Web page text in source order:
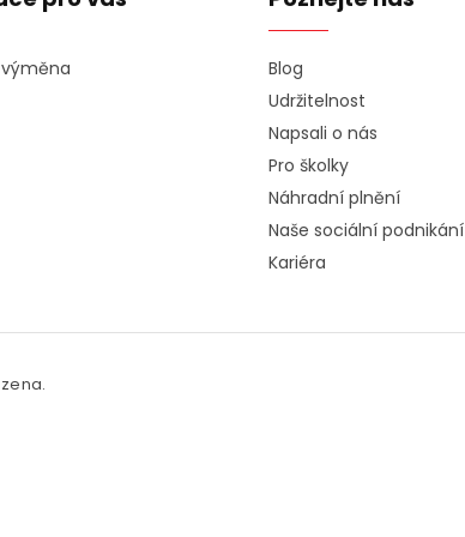
Blog
Udržitelnost
Napsali o nás
Pro školky
Náhradní plnění
Naše sociální podnikání
Kariéra